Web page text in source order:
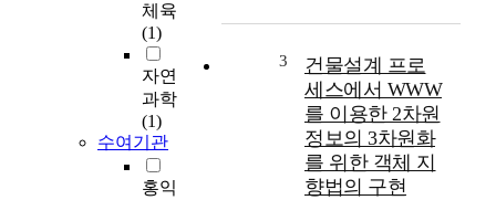
체육
(1)
자연
과학
(1)
수여기관
홍익
3
건물설계 프로
세스에서 WWW
를 이용한 2차원
정보의 3차원화
를 위한 객체 지
향법의 구현